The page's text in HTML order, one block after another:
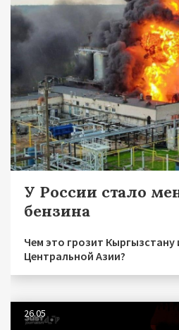
У России стало
бензина
Чем это грозит
Центральной Азии?
26.05